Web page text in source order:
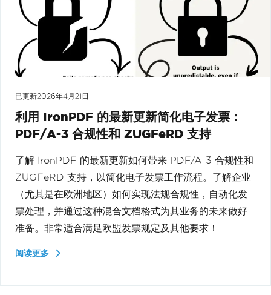
已更新2026年4月21日
利用 IronPDF 的最新更新简化电子发票：
PDF/A-3 合规性和 ZUGFeRD 支持
了解 IronPDF 的最新更新如何带来 PDF/A-3 合规性和
ZUGFeRD 支持，以简化电子发票工作流程。了解企业
（尤其是在欧洲地区）如何实现法规合规性，自动化发
票处理，并通过这种混合文档格式为其业务的未来做好
准备。非常适合满足欧盟发票规定及其他要求！
阅读更多